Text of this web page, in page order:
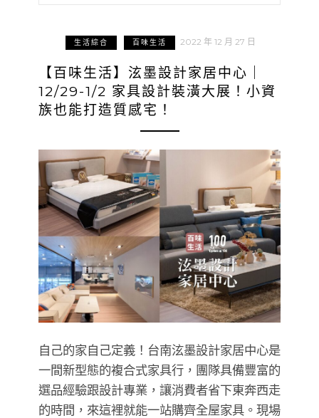
生活綜合 百味生活 2022 年 12 月 27 日
【百味生活】泫墨設計家居中心｜
12/29-1/2 家具設計裝潢大展！小資
族也能打造質感宅！
自己的家自己定義！台南泫墨設計家居中心是
一間新型態的複合式家具行，團隊具備豐富的
選品經驗跟設計專業，讓消費者省下東奔西走
的時間，來這裡就能一站購齊全屋家具。現場